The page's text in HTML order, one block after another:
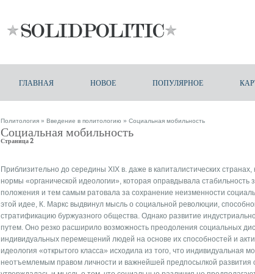
ГЛАВНАЯ НОВОЕ ПОПУЛЯРНОЕ
Политология » Введение в политологию » Социальная мобильность
Социальная мобильность
Страница 2
Приблизительно до середины XIX в. даже в капиталистических
нормы «органической идеологии», которая оправдывала стабильность
положения и тем самым ратовала за сохранение неизменности
этой идее, К. Маркс выдвинул мысль о социальной революции,
стратификацию буржуазного общества. Однако развитие
путем. Оно резко расширило возможность преодоления социальных
индивидуальных перемещений людей на основе их способностей и
идеология «открытого класса» исходила из того, что индивидуальная
неотъемлемым правом личности и важнейшей предпосылкой